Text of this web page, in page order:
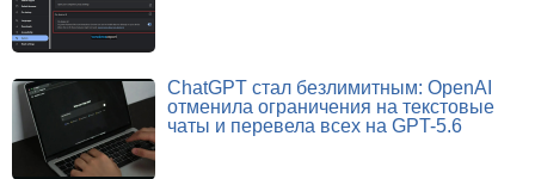
ChatGPT стал безлимитным: OpenAI
отменила ограничения на текстовые
чаты и перевела всех на GPT-5.6